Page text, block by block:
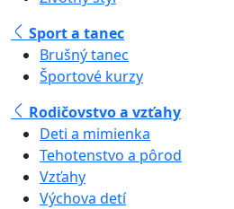
Sport a tanec
Brušný tanec
Športové kurzy
Rodičovstvo a vzťahy
Deti a mimienka
Tehotenstvo a pôrod
Vzťahy
Výchova detí